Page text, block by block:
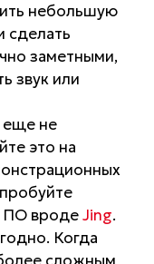
небольшую
сделать
заметными,
звук или
еще не
это на
ПО вродеJing.
Когда